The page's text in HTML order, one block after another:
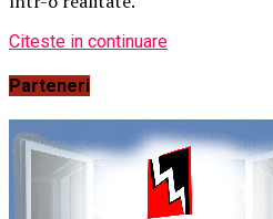
Citeste in continuare
Parteneri